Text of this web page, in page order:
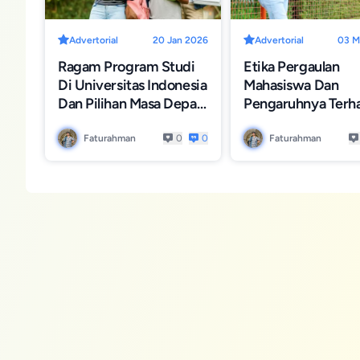
Advertorial 20 Jan 2026
Ragam Program Studi
Di Universitas Indonesia
Dan Pilihan Masa Depan
Mahasiswa
Faturahman 0 0
Advertorial 03
Etika Pergaulan
Mahasiswa Dan
Pengaruhnya
Kehidupan Kampus
Yang Harmonis
Faturahman